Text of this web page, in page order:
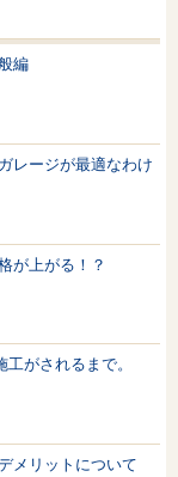
編
レージが最適なわけ
が上がる！？
工がされるまで。
メリットについて